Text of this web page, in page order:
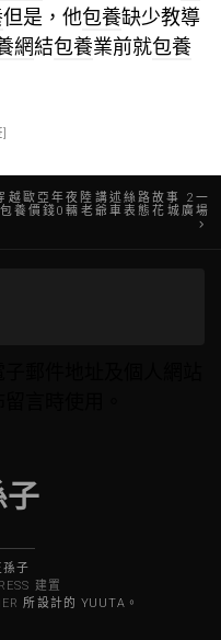
但是，他包養缺少教導
網結包養業前就包養
越歐亞年夜陸講述絲路故事 2一
包養價錢0輛老爺車表態花城廣場
子
建置
所設計的 YUUTA。